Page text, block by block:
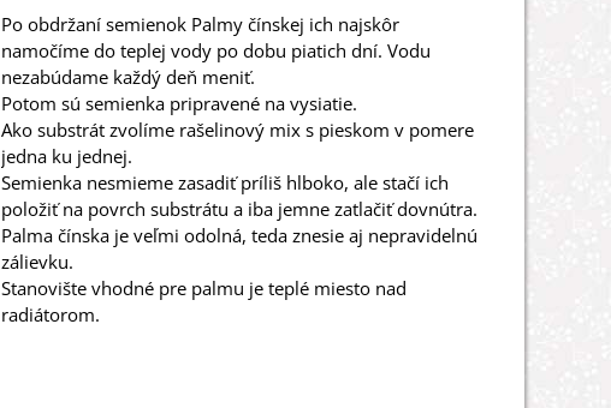
Po obdržaní semienok Palmy čínskej ich najskôr
namočíme do teplej vody po dobu piatich dní. Vodu
nezabúdame každý deň meniť.
Potom sú semienka pripravené na vysiatie.
Ako substrát zvolíme rašelinový mix s pieskom v pomere
jedna ku jednej.
Semienka nesmieme zasadiť príliš hlboko, ale stačí ich
položiť na povrch substrátu a iba jemne zatlačiť dovnútra.
Palma čínska je veľmi odolná, teda znesie aj nepravidelnú
zálievku.
Stanovište vhodné pre palmu je teplé miesto nad
radiátorom.